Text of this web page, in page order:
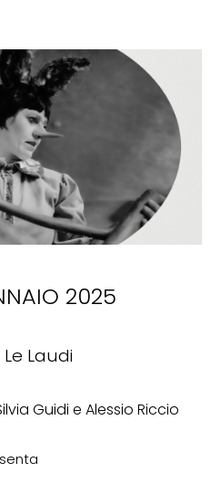
2025
Laudi
Guidi e Alessio Riccio